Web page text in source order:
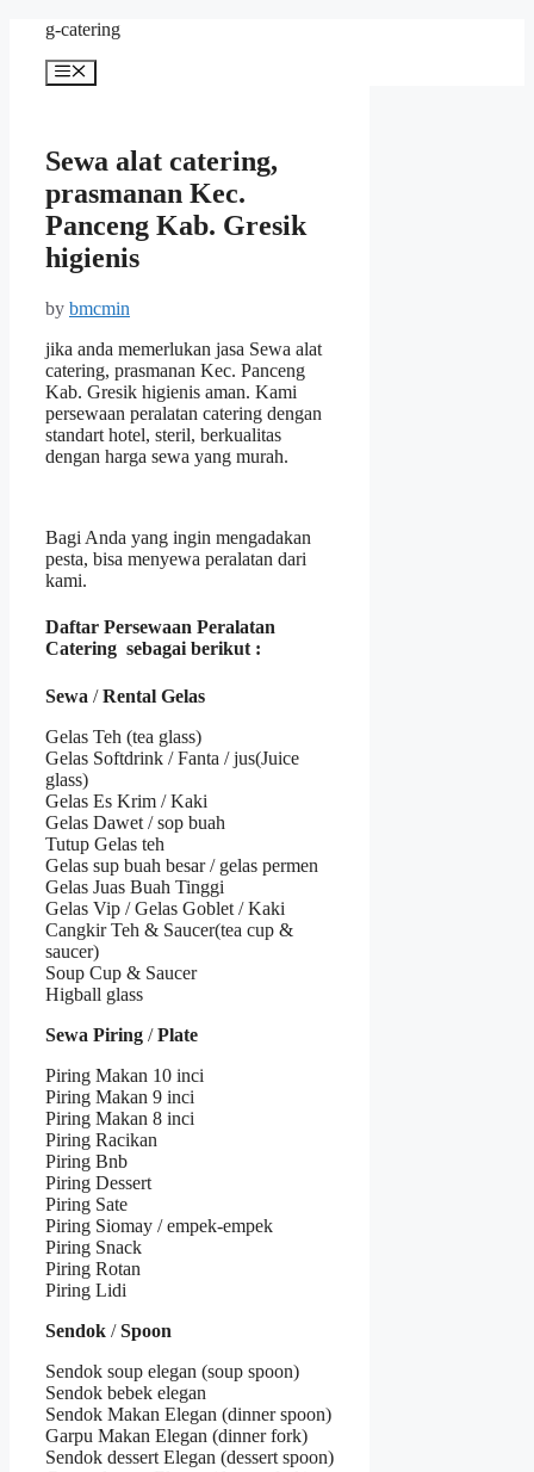
content
g-catering
Menu
Sewa alat catering,
prasmanan Kec.
Panceng Kab. Gresik
higienis
by bmcmin
jika anda memerlukan jasa Sewa alat
catering, prasmanan Kec. Panceng
Kab. Gresik higienis aman. Kami
persewaan peralatan catering dengan
standart hotel, steril, berkualitas
dengan harga sewa yang murah.
Bagi Anda yang ingin mengadakan
pesta, bisa menyewa peralatan dari
kami.
Daftar Persewaan Peralatan
Catering sebagai berikut :
Sewa /Rental Gelas
Gelas Teh (tea glass)
Gelas Softdrink / Fanta / jus(Juice
glass)
Gelas Es Krim / Kaki
Gelas Dawet / sop buah
Tutup Gelas teh
Gelas sup buah besar / gelas permen
Gelas Juas Buah Tinggi
Gelas Vip / Gelas Goblet / Kaki
Cangkir Teh & Saucer(tea cup &
saucer)
Soup Cup & Saucer
Higball glass
Sewa Piring /Plate
Piring Makan 10 inci
Piring Makan 9 inci
Piring Makan 8 inci
Piring Racikan
Piring Bnb
Piring Dessert
Piring Sate
Piring Siomay / empek-empek
Piring Snack
Piring Rotan
Piring Lidi
Sendok /Spoon
Sendok soup elegan (soup spoon)
Sendok bebek elegan
Sendok Makan Elegan (dinner spoon)
Garpu Makan Elegan (dinner fork)
Sendok dessert Elegan (dessert spoon)